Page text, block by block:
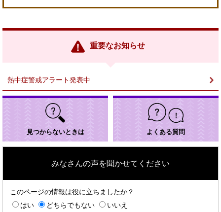
リ
重要なお知らせ
熱中症警戒アラート発表中
見つからないときは よくある質問
みなさんの声を聞かせてください
このページの情報は役に立ちましたか？
はい
どちらでもない いいえ